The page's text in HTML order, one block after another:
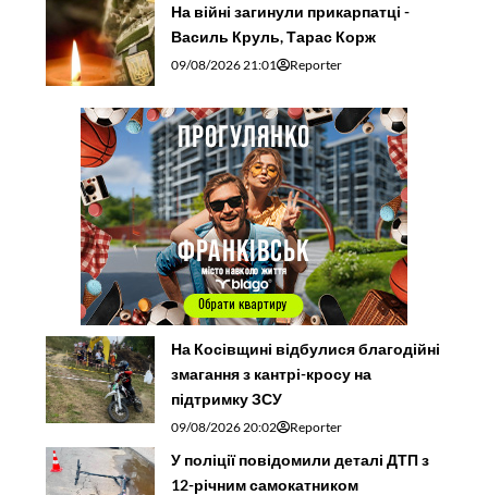
На війні загинули прикарпатці -
Василь Круль, Тарас Корж
09/08/2026 21:01 Reporter
На Косівщині відбулися благодійні
змагання з кантрі-кросу на
підтримку ЗСУ
09/08/2026 20:02 Reporter
У поліції повідомили деталі ДТП з
12-річним самокатником